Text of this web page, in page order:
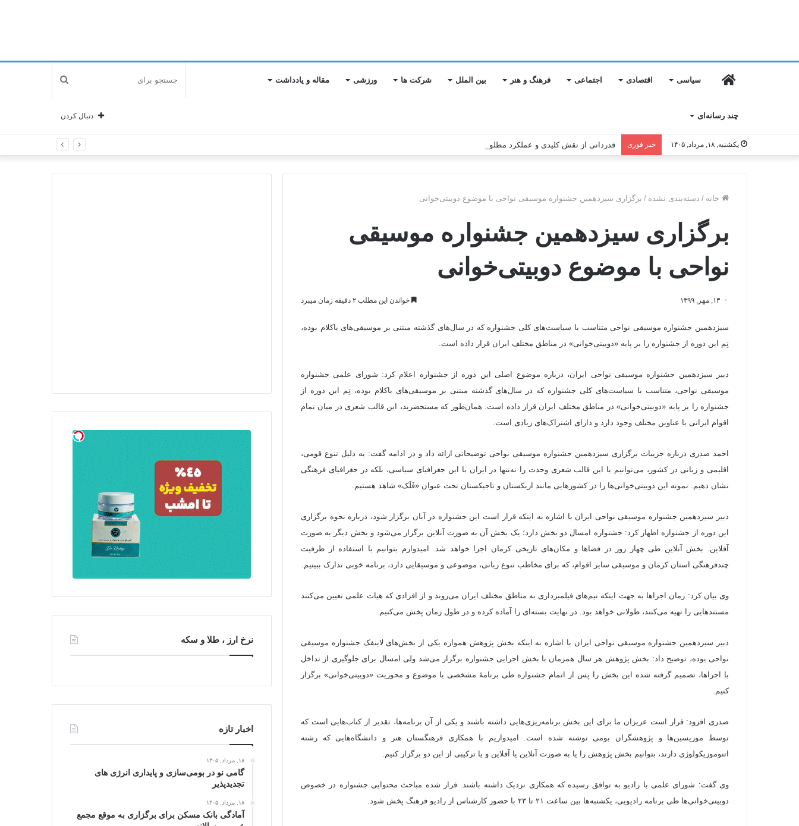
سیاسی اقتصادی اجتماعی فرهنگ و هنر بین الملل شرکت ها ورزشی مقاله و یادداشت
چند رسانه‌ای دنبال کردن
یکشنبه, ۱۸, مرداد, ۱۴۰۵ خبر فوری قدردانی از نقش کلیدی و عملکرد مطلوب بانک مسکن
خانه / دسته‌بندی نشده / برگزاری سیزدهمین جشنواره موسیقی نواحی با موضوع دوبیتی‌خوانی
برگزاری سیزدهمین جشنواره موسیقی
نواحی با موضوع دوبیتی‌خوانی
۱۳, مهر, ۱۳۹۹ خواندن این مطلب ۲ دقیقه زمان میبرد
سیزدهمین جشنواره موسیقی نواحی متناسب با سیاست‌های کلی جشنواره که در سال‌های گذشته مبتنی بر موسیقی‌های باکلام بوده،
تِم این دوره از جشنواره را بر پایه «دوبیتی‌خوانی» در مناطق مختلف ایران قرار داده است.
دبیر سیزدهمین جشنواره موسیقی نواحی ایران، درباره موضوع اصلی این دوره از جشنواره اعلام کرد: شورای علمی جشنواره
موسیقی نواحی، متناسب با سیاست‌های کلی جشنواره که در سال‌های گذشته مبتنی بر موسیقی‌های باکلام بوده، تِم این دوره از
جشنواره را بر پایه «دوبیتی‌خوانی» در مناطق مختلف ایران قرار داده است. همان‌طور که مستحضرید، این قالب شعری در میان تمام
اقوام ایرانی با عناوین مختلف وجود دارد و دارای اشتراک‌های زیادی است.
احمد صدری درباره جزییات برگزاری سیزدهمین جشنواره موسیقی نواحی توضیحاتی ارائه داد و در ادامه گفت: به دلیل تنوع قومی،
اقلیمی و زبانی در کشور، می‌توانیم با این قالب شعری وحدت را نه‌تنها در ایران با این جغرافیای سیاسی، بلکه در جغرافیای فرهنگی
نشان دهیم. نمونه این دوبیتی‌خوانی‌ها را در کشورهایی مانند ازبکستان و تاجیکستان تحت عنوان «فَلَک» شاهد هستیم.
دبیر سیزدهمین جشنواره موسیقی نواحی ایران با اشاره به اینکه قرار است این جشنواره در آبان‌ برگزار شود، درباره نحوه برگزاری
این دوره از جشنواره اظهار کرد: جشنواره امسال دو بخش دارد؛ یک بخش آن به صورت آنلاین برگزار می‌شود و بخش دیگر به صورت
آفلاین. بخش آنلاین طی چهار روز در فضاها و مکان‌های تاریخی کرمان اجرا خواهد شد. امیدوارم بتوانیم با استفاده از ظرفیت
چندفرهنگی استان کرمان و موسیقی سایر اقوام، که برای مخاطب تنوع زبانی، موضوعی و موسیقایی دارد، برنامه‌ خوبی تدارک ببینیم.
وی بیان کرد: زمان اجراها به جهت اینکه تیم‌های فیلمبرداری به مناطق مختلف ایران می‌روند و از افرادی که هیات علمی تعیین می‌کنند
مستندهایی را تهیه می‌کنند، طولانی خواهد بود. در نهایت بسته‌ای را آماده کرده و در طول زمان پخش می‌کنیم.
دبیر سیزدهمین جشنواره موسیقی نواحی ایران با اشاره به اینکه بخش پژوهش همواره یکی از بخش‌های لاینفک جشنواره موسیقی
نواحی بوده، توضیح داد: بخش پژوهش هر سال همزمان با بخش اجرایی جشنواره برگزار می‌شد ولی امسال برای جلوگیری از تداخل
با اجراها، تصمیم گرفته شده این بخش را پس از اتمام جشنواره طی برنامۀ مشخصی با موضوع و محوریت «دوبیتی‌خوانی» برگزار
کنیم.
صدری افزود: قرار است عزیزان ما برای این بخش برنامه‌ریزی‌هایی داشته باشند و یکی از آن‌ برنامه‌ها، تقدیر از کتاب‌هایی است که
توسط موزیسین‌ها و پژوهشگران بومی نوشته شده است. امیدواریم با همکاری فرهنگستان هنر و دانشگاه‌هایی که رشته
اتنوموزیکولوژی دارند، بتوانیم بخش پژوهش را یا به صورت آنلاین یا آفلاین و یا ترکیبی از این دو برگزار کنیم.
وی گفت: شورای علمی با رادیو به توافق رسیده که همکاری نزدیک داشته باشند. قرار شده مباحث محتوایی جشنواره در خصوص
دوبیتی‌خوانی‌ها طی برنامه رادیویی، یکشنبه‌ها بین ساعت ۲۱ تا ۲۳ با حضور کارشناس از رادیو فرهنگ پخش شود.
نرخ ارز ، طلا و سکه
اخبار تازه
۱۸, مرداد, ۱۴۰۵
گامی نو در بومی‌سازی و پایداری انرژی‌ های
تجدیدپذیر
۱۸, مرداد, ۱۴۰۵
آمادگی بانک مسکن برای برگزاری به موقع مجمع